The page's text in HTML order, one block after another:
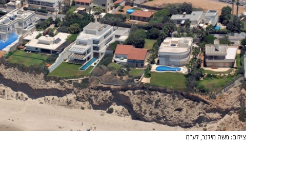
צילום: משה מילנר, לע"מ